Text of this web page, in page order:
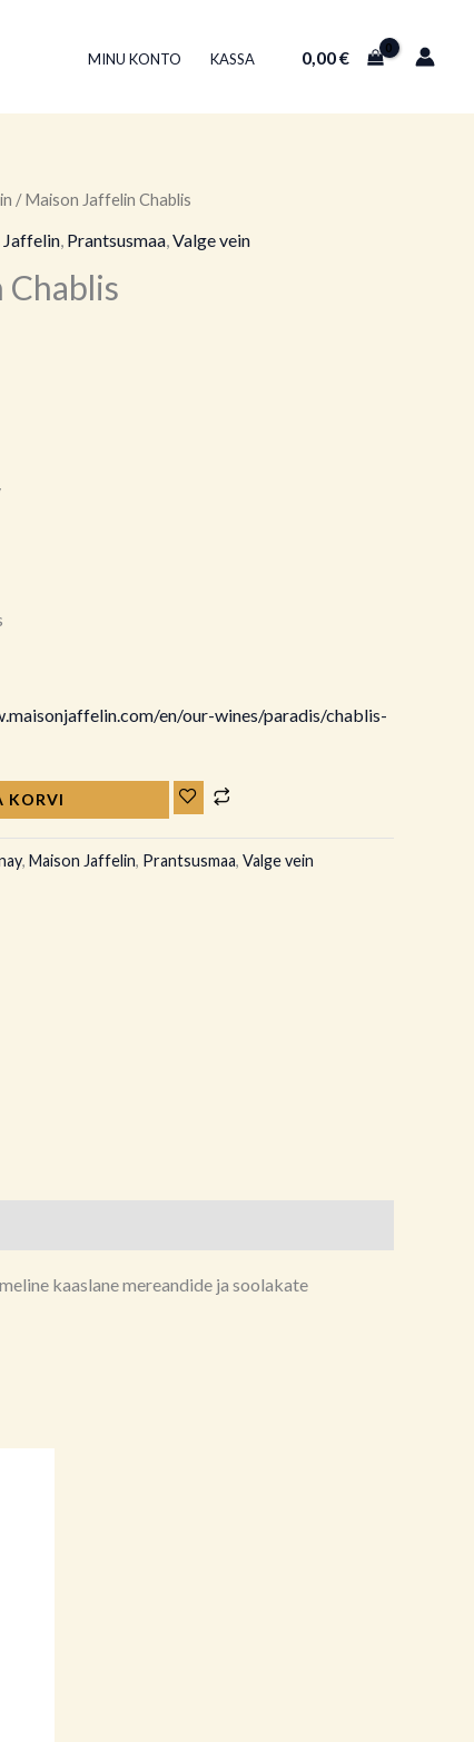
MINU KONTO KASSA 0,00€
/ Maison Jaffelin Chablis
Jaffelin Prantsusmaa Valge vein
en/our-wines/paradis/chablis-
KORVI
, Maison Jaffelin, Prantsusmaa, Valge vein
kaaslane mereandide ja soolakate